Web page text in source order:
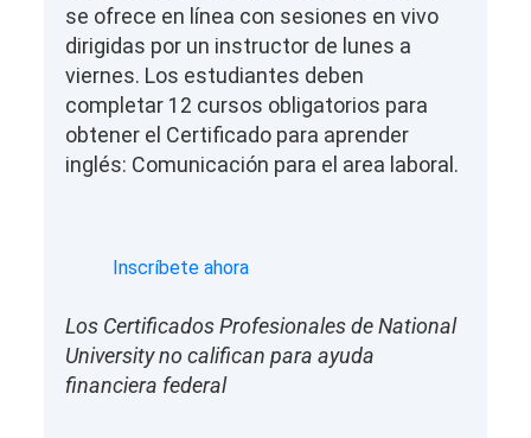
se ofrece en línea con sesiones en vivo
dirigidas por un instructor de lunes a
viernes. Los estudiantes deben
completar 12 cursos obligatorios para
obtener el Certificado para aprender
inglés: Comunicación para el area laboral.
Inscríbete ahora
Los Certificados Profesionales de National
University no califican para ayuda
financiera federal